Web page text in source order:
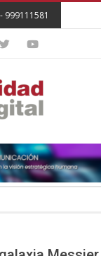
999111581